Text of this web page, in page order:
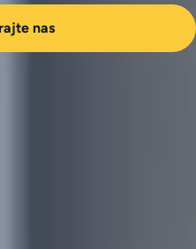
nas